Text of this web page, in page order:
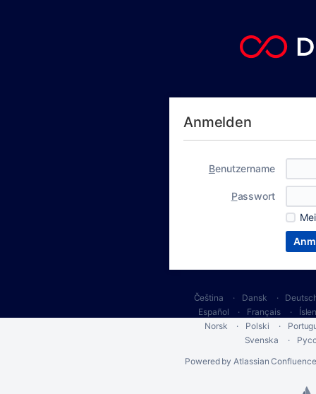
Anmelden
Benutzername
Passwort
Čeština Dansk
Español
Français
Norsk
Polski
Svenska
Powered byAtlassian Confluence